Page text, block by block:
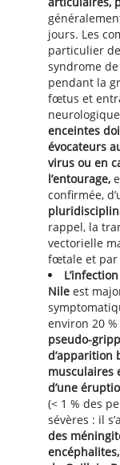
jours. Les
particulier
syndrome de
pendant la
fœtus et
enceintes
évocateurs
virus ou en
l’entourage,
confirmée,
rappel, la
vectorielle
fœtale et par
Nile est
environ 20
pseudo-
d’apparition
musculaires
d’une
(< 1 % des
sévères : il
des